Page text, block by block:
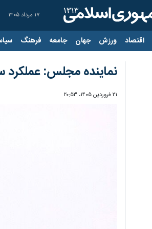
۱۷ مرداد ۱۴۰۵
اقتصاد ورزش جهان جامعه فرهنگ
نماینده مجلس:
۲۱ فروردین ۱۴۰۵، ۲۰:۵۳